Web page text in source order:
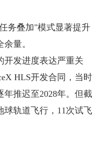
务叠加"模式显著提升
量。
开发进度表达严重关
HLS开发合同，当时
年推迟至2028年。但截
球轨道飞行，11次试飞